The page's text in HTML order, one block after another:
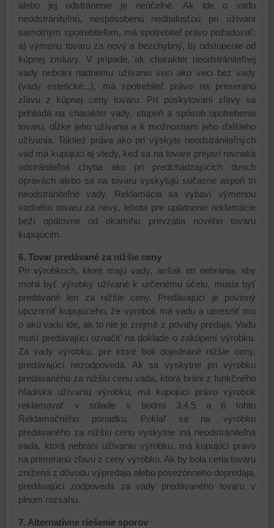
alebo jej odstránenie je neúčelné. Ak ide o vadu
neodstrániteľnú, nespôsobenú nedbalosťou pri užívaní
samotným spotrebiteľom, má spotrebiteľ právo požadovať:
a) výmenu tovaru za nový a bezchybný, b) odstúpenie od
kúpnej zmluvy. V prípade, ak charakter neodstrániteľnej
vady nebráni riadnemu užívaniu veci ako veci bez vady
(vady estetické...), má spotrebiteľ právo na primeranú
zľavu z kúpnej ceny tovaru. Pri poskytovaní zľavy sa
prihliada na charakter vady, stupeň a spôsob opotrebenia
tovaru, dĺžke jeho užívania a k možnostiam jeho ďalšieho
užívania. Taktiež práva ako pri výskyte neodstrániteľných
vád má kupujúci aj vtedy, keď sa na tovare prejaví rovnaká
odstrániteľná chyba ako pri predchádzajúcich dvoch
opravách alebo sa na tovaru vyskytujú súčasne aspoň tri
neodstrániteľné vady. Reklamácia sa vybaví výmenou
vadného tovaru za nový, lehota pre uplatnenie reklamácie
beží opätovne od okamihu prevzatia nového tovaru
kupujúcim.
6. Tovar predávané za nižšie ceny
Pri výrobkoch, ktoré majú vady, avšak im nebránia, aby
mohli byť výrobky užívané k určenému účelu, musia byť
predávané len za nižšie ceny. Predávajúci je povinný
upozorniť kupujúceho, že výrobok má vadu a upresniť mu
o akú vadu ide, ak to nie je zrejmé z povahy predaja. Vadu
musí predávajúci označiť na doklade o zakúpení výrobku.
Za vady výrobku, pre ktoré boli dojednané nižšie ceny,
predávajúci nezodpovedá. Ak sa vyskytne pri výrobku
predávaného za nižšiu cenu vada, ktorá bráni z funkčného
hľadiska užívaniu výrobku, má kupujúci právo výrobok
reklamovať v súlade s bodmi 3,4,5 a 6 tohto
Reklamačného poriadku. Pokiaľ sa na výrobku
predávaného za nižšiu cenu vyskytne iná neodstrániteľná
vada, ktorá nebráni užívaniu výrobku, má kupujúci právo
na primeranú zľavu z ceny výrobku. Ak by bola cena tovaru
znížená z dôvodu výpredaja alebo posezónneho dopredaja,
predávajúci zodpovedá za vady predávaného tovaru v
plnom rozsahu.
7. Alternatívne riešenie sporov
vašej
relácie
a
dosiahnutie
základnej
funkčnosti
platformy,
zážitku
z
prehliadania
a
zabezpečenia.
poskytovať
doplnkové
funkcie,
ktoré
zlepšujú
Váš
zážitok
z
prehliadania,
ukladať
niektoré
Vaše
preferencie
bez
užívateľského
účtu
alebo
bez
používať
skripty
a/alebo
zdroje
tretích
strán,
widgety
atď.
našu
stránku
používajú.
Môžeme
použiť
nástroje
prvej
alebo
tretej
strany
na
sledovanie
alebo
zaznamenávanie
Vášho
prehliadania
našich
webových
na
analýzu
nástrojov
alebo
komponentov,
s
ktorými
ste
interagovali
alebo
ich
používali,
na
zaznamenávanie
udalostí
konverzií
a
podobne.
a/alebo
služieb
našej
alebo
našich
partnerov,
jej
relevantnosti
pre
Vás
na
základe
produktov
alebo
stránok,
ktoré
ste
navštívili
tomto
webe
alebo
na
iných
webových
stránkach.
info